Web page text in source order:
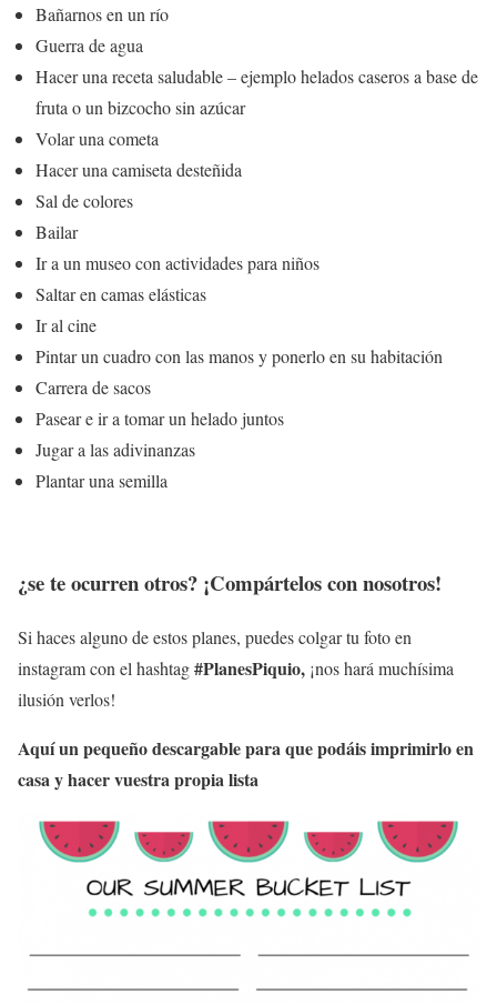
Bañarnos en un río
Guerra de agua
Hacer una receta saludable – ejemplo helados caseros a base de
fruta o un bizcocho sin azúcar
Volar una cometa
Hacer una camiseta desteñida
Sal de colores
Bailar
Ir a un museo con actividades para niños
Saltar en camas elásticas
Ir al cine
Pintar un cuadro con las manos y ponerlo en su habitación
Carrera de sacos
Pasear e ir a tomar un helado juntos
Jugar a las adivinanzas
Plantar una semilla
¿se te ocurren otros? ¡Compártelos con nosotros!
Si haces alguno de estos planes, puedes colgar tu foto en
instagram con el hashtag#PlanesPiquio, ¡nos hará muchísima
ilusión verlos!
Aquí un pequeño descargable para que podáis imprimirlo en
casa y hacer vuestra propia lista